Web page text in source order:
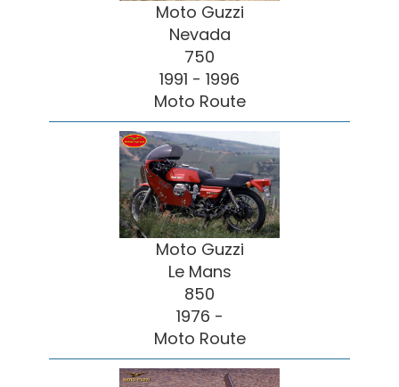
Moto Guzzi
Nevada
750
1991 - 1996
Moto Route
Moto Guzzi
Le Mans
850
1976 -
Moto Route